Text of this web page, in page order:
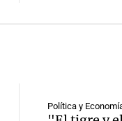
rural
Audio.
Política y